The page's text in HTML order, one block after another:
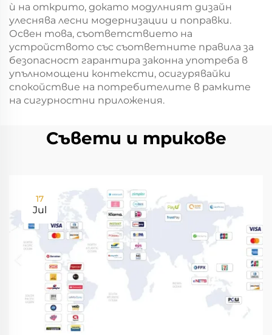
ѝ на открито, докато модулният дизайн
улеснява лесни модернизации и поправки.
Освен това, съответствието на
устройството със съответните правила за
безопасност гарантира законна употреба в
упълномощени контексти, осигурявайки
спокойствие на потребителите в рамките
на сигурностни приложения.
Съвети и трикове
17
Jul